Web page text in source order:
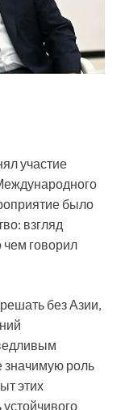
участие
было
взгляд
чем говорил
без Азии,
значимую роль
этих